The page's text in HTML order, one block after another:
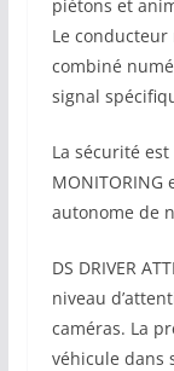
piétons et
Le
combiné
signal
La sécurité est
autonome de
DS DRIVER
niveau
caméras. La
véhicule dans